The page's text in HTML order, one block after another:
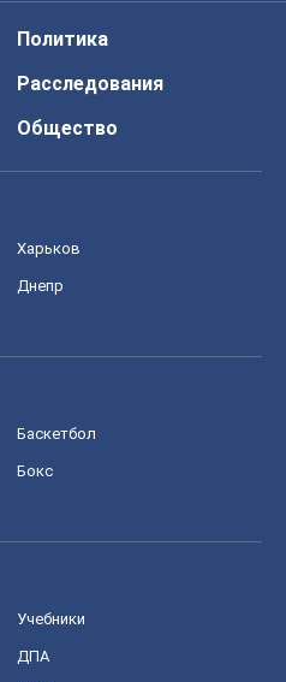
Политика
Расследования
Общество
Харьков
Днепр
Баскетбол
Бокс
Учебники
ДПА